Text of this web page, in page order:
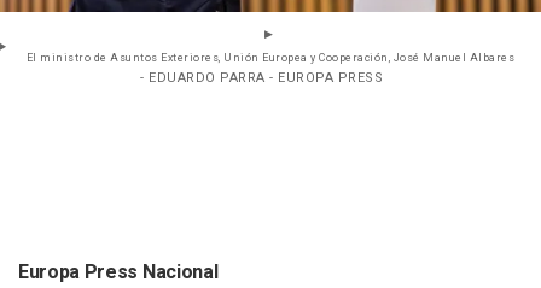
El ministro de Asuntos Exteriores, Unión Europea y Cooperación, José Manuel Albares
- EDUARDO PARRA - EUROPA PRESS
Europa Press Nacional